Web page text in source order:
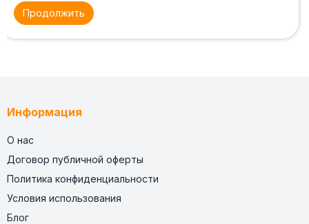
Продолжить
Информация
О нас
Договор публичной оферты
Политика конфиденциальности
Условия использования
Блог